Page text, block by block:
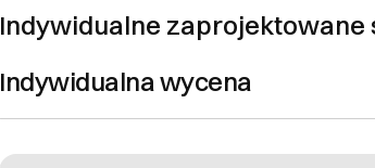
Indywidualne
Indywidualna wycena